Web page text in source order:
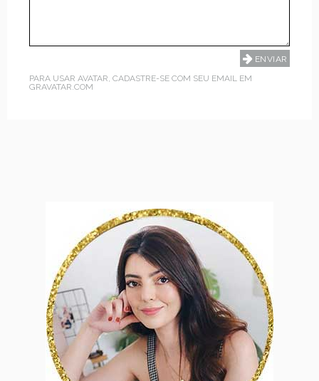
PARA USAR AVATAR, CADASTRE-SE COM SEU EMAIL EM
GRAVATAR.COM